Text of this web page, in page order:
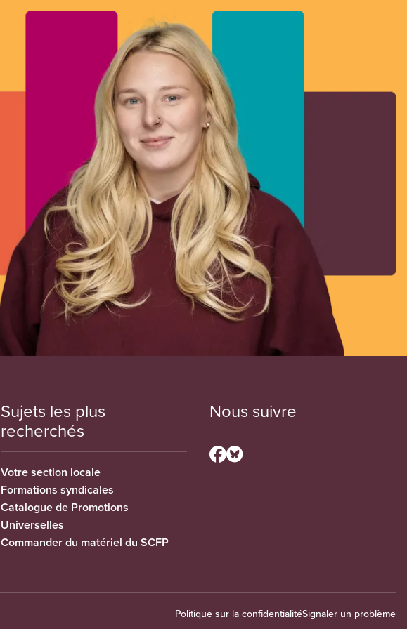
Sujets les plus
recherchés
Votre section locale
Formations syndicales
Catalogue de Promotions
Universelles
Commander du matériel du SCFP
Nous suivre
Politique sur la confidentialitéSignaler un problème